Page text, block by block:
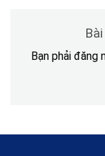
Bạn phải đăng